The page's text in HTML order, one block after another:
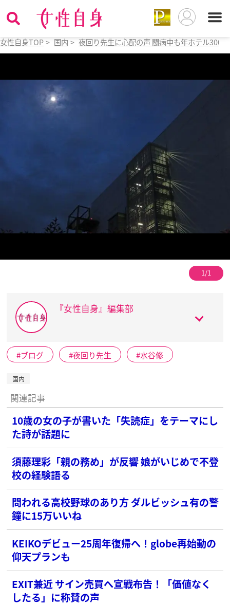
女性自身TOP > 国内 > 夜回り先生に心配の声 闘病中も年ホテル300
1/1
『女性自身』編集部
ブログ 夜回り先生 水谷修
国内
関連記事
10歳の女の子が書いた「失読症」をテーマにし
た詩が話題に
須藤理彩「親の務め」が反響 娘がいじめで不登
校の経験語る
問われる高校野球のあり方 ダルビッシュ有の警
鐘に15万いいね
KEIKOデビュー25周年復帰へ！globe再始動の
仰天プランも
EXIT兼近 サイン売買へ宣戦布告！「価値なく
したる」に称賛の声